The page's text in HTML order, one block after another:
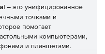
– это унифицированное
точками и
помогает
компьютерами,
и планшетами.